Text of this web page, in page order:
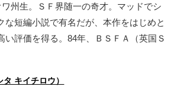
州生。ＳＦ界随一の奇才。マッドでシ
な短編小説で有名だが、本作をはじめと
い評価を得る。84年、ＢＳＦＡ（英国Ｓ
キイチロウ）